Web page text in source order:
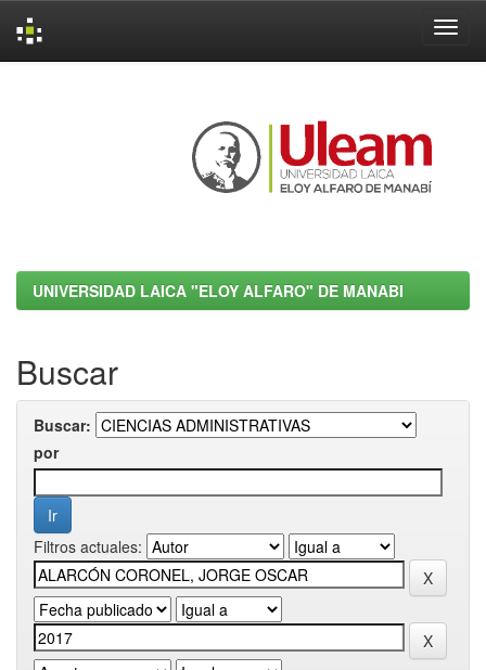
UNIVERSIDAD LAICA "ELOY ALFARO" DE MANABI
Buscar
Buscar:
por
Filtros actuales: